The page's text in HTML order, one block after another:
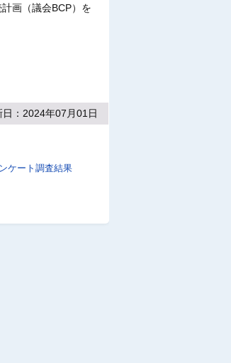
画（議会BCP）を
日：2024年07月01日
ケート調査結果